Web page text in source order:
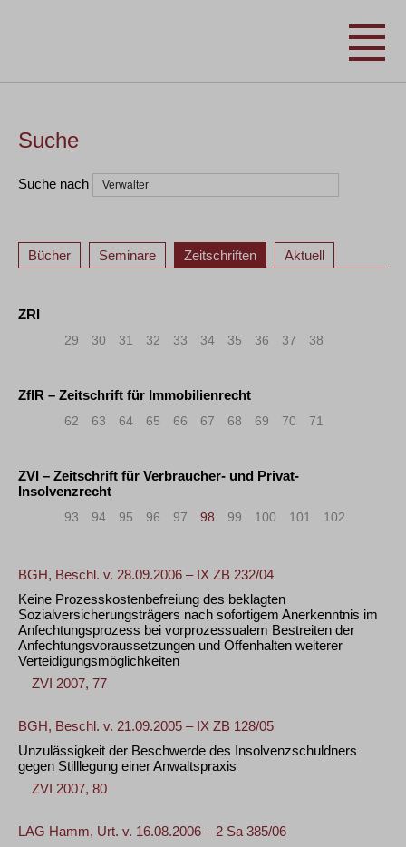
Suche
Suche nach
Bücher Seminare Zeitschriften Aktuell
ZRI
29 30 31 32 33 34 35 36 37 38
ZfIR – Zeitschrift für Immobilienrecht
62 63 64 65 66 67 68 69 70 71
ZVI – Zeitschrift für Verbraucher- und Privat-
Insolvenzrecht
93 94 95 96 97 98 99 100 101 102
BGH, Beschl. v. 28.09.2006 – IX ZB 232/04
Keine Prozesskostenbefreiung des beklagten
Sozialversicherungsträgers nach sofortigem Anerkenntnis im
Anfechtungsprozess bei vorprozessualem Bestreiten der
Anfechtungsvoraussetzungen und Offenhalten weiterer
Verteidigungsmöglichkeiten
ZVI 2007, 77
BGH, Beschl. v. 21.09.2005 – IX ZB 128/05
Unzulässigkeit der Beschwerde des Insolvenzschuldners
gegen Stilllegung einer Anwaltspraxis
ZVI 2007, 80
LAG Hamm, Urt. v. 16.08.2006 – 2 Sa 385/06